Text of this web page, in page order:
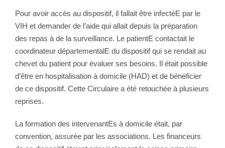
Pour avoir accès au dispositif, il fallait être infectéE par le
VIH et demander de l’aide qui allait depuis la préparation
des repas à de la surveillance. Le patientE contactait le
coordinateur départementalE du dispositif qui se rendait au
chevet du patient pour évaluer ses besoins. Il était possible
d’être en hospitalisation à domicile (HAD) et de bénéficier
de ce dispositif. Cette Circulaire a été retouchée à plusieurs
reprises.
La formation des intervenantEs à domicile était, par
convention, assurée par les associations. Les financeurs